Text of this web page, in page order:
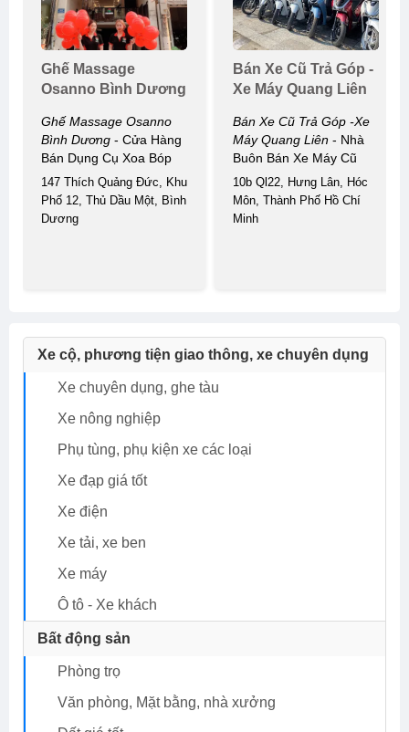
Ghế Massage
Osanno Bình Dương
Ghế Massage Osanno
Bình Dương - Cửa Hàng
Bán Dụng Cụ Xoa Bóp
147 Thích Quảng Đức, Khu
Phố 12, Thủ Dầu Một, Bình
Dương
Bán Xe Cũ Trả Góp -
Xe Máy Quang Liên
Bán Xe Cũ Trả Góp -xe
Máy Quang Liên - Nhà
Buôn Bán Xe Máy Cũ
10b Ql22, Hưng Lân, Hóc
Môn, Thành Phố Hồ Chí
Minh
Xe cộ, phương tiện giao thông, xe chuyên dụng
Xe chuyên dụng, ghe tàu
Xe nông nghiệp
Phụ tùng, phụ kiện xe các loại
Xe đạp giá tốt
Xe điện
Xe tải, xe ben
Xe máy
Ô tô - Xe khách
Bất động sản
Phòng trọ
Văn phòng, Mặt bằng, nhà xưởng